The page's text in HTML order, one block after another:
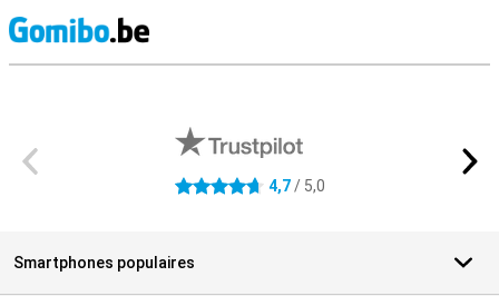
4.7 étoiles 4,7/ 5,0
Smartphones populaires